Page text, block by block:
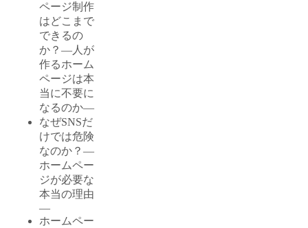
ページ制作
はどこまで
できるの
か？―人が
作るホーム
ページは本
当に不要に
なるのか―
なぜSNSだ
けでは危険
なのか？―
ホームペー
ジが必要な
本当の理由
―
ホームペー